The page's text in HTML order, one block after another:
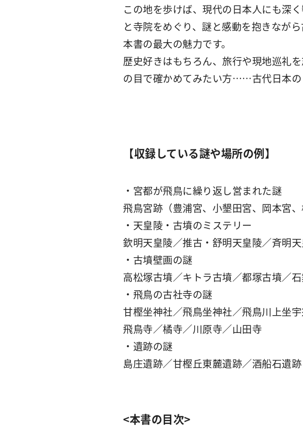
この地を歩けば、現代の日本人にも深
と寺院をめぐり、謎と感動を抱きなが
本書の最大の魅力です。
歴史好きはもちろん、旅行や現地巡礼
の目で確かめてみたい方……古代日本の
【収録している謎や場所の例】
・宮都が飛鳥に繰り返し営まれた謎
飛鳥宮跡（豊浦宮、小墾田宮、岡本宮
・天皇陵・古墳のミステリー
欽明天皇陵／推古・舒明天皇陵／斉明
・古墳壁画の謎
高松塚古墳／キトラ古墳／都塚古墳／
・飛鳥の古社寺の謎
甘樫坐神社／飛鳥坐神社／飛鳥川上坐
飛鳥寺／橘寺／川原寺／山田寺
・遺跡の謎
島庄遺跡／甘樫丘東麓遺跡／酒船石遺跡
<本書の目次>